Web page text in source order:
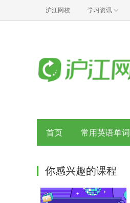
沪江网校 学习资讯
首页 常用英语单词
你感兴趣的课程